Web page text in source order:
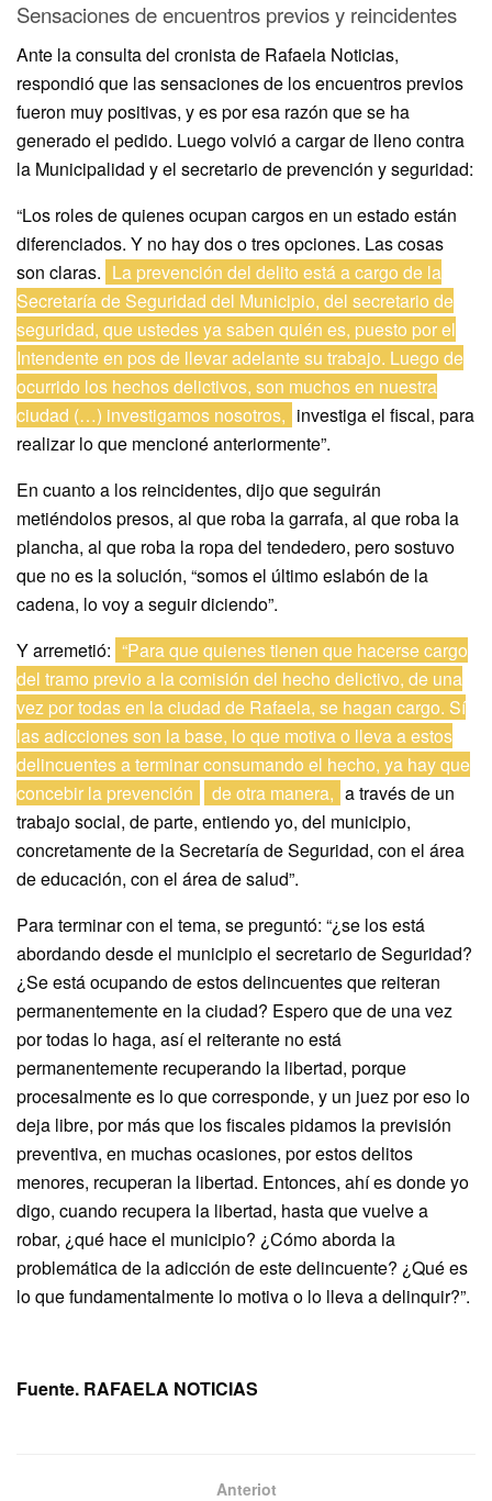
Sensaciones de encuentros previos y reincidentes
Ante la consulta del cronista de Rafaela Noticias,
respondió que las sensaciones de los encuentros previos
fueron muy positivas, y es por esa razón que se ha
generado el pedido. Luego volvió a cargar de lleno contra
la Municipalidad y el secretario de prevención y seguridad:
“Los roles de quienes ocupan cargos en un estado están
diferenciados. Y no hay dos o tres opciones. Las cosas
son claras. La prevención del delito está a cargo de la
Secretaría de Seguridad del Municipio, del secretario de
seguridad, que ustedes ya saben quién es, puesto por el
Intendente en pos de llevar adelante su trabajo. Luego de
ocurrido los hechos delictivos, son muchos en nuestra
ciudad (…) investigamos nosotros, investiga el fiscal, para
realizar lo que mencioné anteriormente”.
En cuanto a los reincidentes, dijo que seguirán
metiéndolos presos, al que roba la garrafa, al que roba la
plancha, al que roba la ropa del tendedero, pero sostuvo
que no es la solución, “somos el último eslabón de la
cadena, lo voy a seguir diciendo”.
Y arremetió: “Para que quienes tienen que hacerse cargo
del tramo previo a la comisión del hecho delictivo, de una
vez por todas en la ciudad de Rafaela, se hagan cargo. Sí
las adicciones son la base, lo que motiva o lleva a estos
delincuentes a terminar consumando el hecho, ya hay que
concebir la prevención
de otra manera, a través de un
trabajo social, de parte, entiendo yo, del municipio,
concretamente de la Secretaría de Seguridad, con el área
de educación, con el área de salud”.
Para terminar con el tema, se preguntó: “¿se los está
abordando desde el municipio el secretario de Seguridad?
¿Se está ocupando de estos delincuentes que reiteran
permanentemente en la ciudad? Espero que de una vez
por todas lo haga, así el reiterante no está
permanentemente recuperando la libertad, porque
procesalmente es lo que corresponde, y un juez por eso lo
deja libre, por más que los fiscales pidamos la previsión
preventiva, en muchas ocasiones, por estos delitos
menores, recuperan la libertad. Entonces, ahí es donde yo
digo, cuando recupera la libertad, hasta que vuelve a
robar, ¿qué hace el municipio? ¿Cómo aborda la
problemática de la adicción de este delincuente? ¿Qué es
lo que fundamentalmente lo motiva o lo lleva a delinquir?”.
Fuente. RAFAELA NOTICIAS
Anteriot